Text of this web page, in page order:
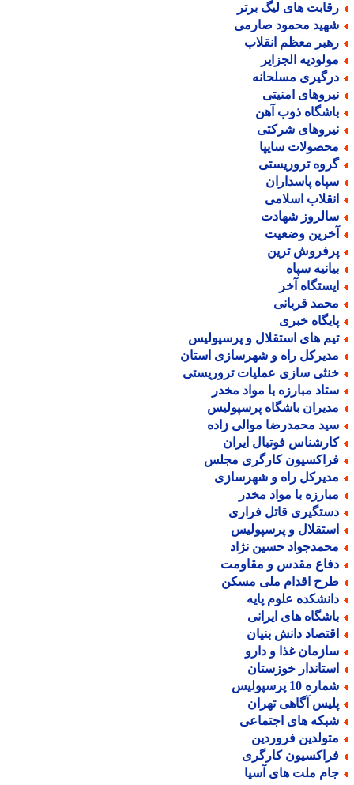
های لیگ برتر
محمود صارمی
معظم انقلاب
الجزایر
مسلحانه
امنیتی
ذوب آهن
شرکتی
سایپا
تروریستی
پاسداران
اسلامی
شهادت
وضعیت
ترین
سپاه
آخر
قربانی
خبری
های استقلال و پرسپولیس
راه و شهرسازی استان
سازی عملیات تروریستی
مبارزه با مواد مخدر
باشگاه پرسپولیس
محمدرضا موالی زاده
فوتبال ایران
کارگری مجلس
راه و شهرسازی
با مواد مخدر
قاتل فراری
و پرسپولیس
حسین نژاد
مقدس و مقاومت
اقدام ملی مسکن
علوم پایه
های ایرانی
دانش بنیان
غذا و دارو
خوزستان
10 پرسپولیس
آگاهی تهران
های اجتماعی
فروردین
کارگری
ملت های آسیا